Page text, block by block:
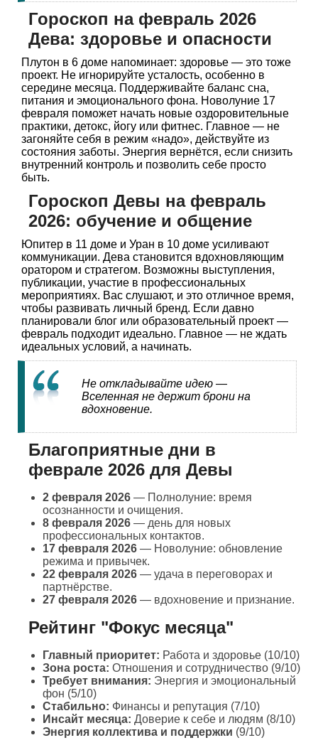
Гороскоп на февраль 2026
Дева: здоровье и опасности
Плутон в 6 доме напоминает: здоровье — это тоже
проект. Не игнорируйте усталость, особенно в
середине месяца. Поддерживайте баланс сна,
питания и эмоционального фона. Новолуние 17
февраля поможет начать новые оздоровительные
практики, детокс, йогу или фитнес. Главное — не
загоняйте себя в режим «надо», действуйте из
состояния заботы. Энергия вернётся, если снизить
внутренний контроль и позволить себе просто
быть.
Гороскоп Девы на февраль
2026: обучение и общение
Юпитер в 11 доме и Уран в 10 доме усиливают
коммуникации. Дева становится вдохновляющим
оратором и стратегом. Возможны выступления,
публикации, участие в профессиональных
мероприятиях. Вас слушают, и это отличное время,
чтобы развивать личный бренд. Если давно
планировали блог или образовательный проект —
февраль подходит идеально. Главное — не ждать
идеальных условий, а начинать.
Не откладывайте идею —
Вселенная не держит брони на
вдохновение.
Благоприятные дни в
феврале 2026 для Девы
2 февраля 2026 — Полнолуние: время
осознанности и очищения.
8 февраля 2026 — день для новых
профессиональных контактов.
17 февраля 2026 — Новолуние: обновление
режима и привычек.
22 февраля 2026 — удача в переговорах и
партнёрстве.
27 февраля 2026 — вдохновение и признание.
Рейтинг "Фокус месяца"
Главный приоритет: Работа и здоровье (10/10)
Зона роста: Отношения и сотрудничество (9/10)
Требует внимания: Энергия и эмоциональный
фон (5/10)
Стабильно: Финансы и репутация (7/10)
Инсайт месяца: Доверие к себе и людям (8/10)
Энергия коллектива и поддержки (9/10)